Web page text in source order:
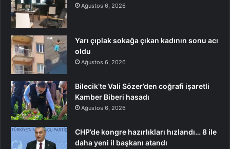
Ağustos 6, 2026
Yarı çıplak sokağa çıkan kadının sonu acı
oldu
Ağustos 6, 2026
Bilecik’te Vali Sözer’den coğrafi işaretli
Kamber Biberi hasadı
Ağustos 6, 2026
CHP’de kongre hazırlıkları hızlandı… 8 ile
daha yeni il başkanı atandı